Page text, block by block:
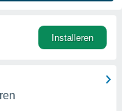
Installeren